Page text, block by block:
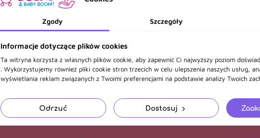
Koparka duża buldożer
160,47 zł
Pokazano 1-1 z 1 pozycji
Zgody Szczegóły
Informacje dotyczące plików cookies
Ta witryna korzysta z własnych plików cookie, aby zapewnić Ci najwyższy poziom
. Wykorzystujemy również pliki cookie stron trzecich w celu ulepszenia naszych usług,
wyświetlania reklam związanych z Twoimi preferencjami na podstawie analizy Twoich
Odrzuć Dostosuj